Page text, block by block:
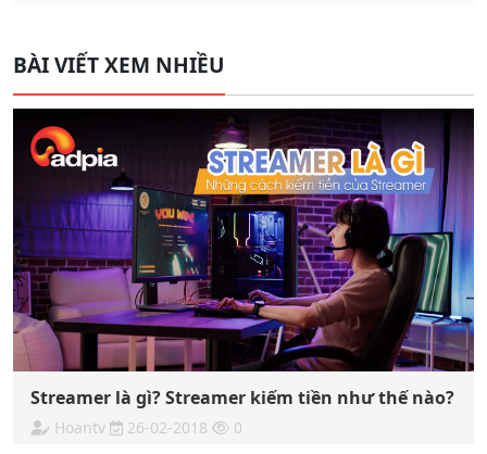
BÀI VIẾT XEM NHIỀU
Streamer là gì? Streamer kiếm tiền như thế nào?
Hoantv 26-02-2018 0